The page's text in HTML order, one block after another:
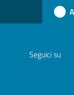
Seguici su